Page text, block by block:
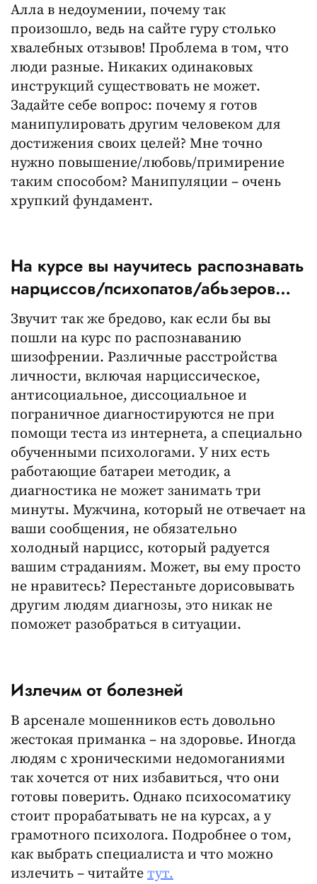
Алла в недоумении, почему так
произошло, ведь на сайте гуру столько
хвалебных отзывов! Проблема в том, что
люди разные. Никаких одинаковых
инструкций существовать не может.
Задайте себе вопрос: почему я готов
манипулировать другим человеком для
достижения своих целей? Мне точно
нужно повышение/любовь/примирение
таким способом? Манипуляции – очень
хрупкий фундамент.
На курсе вы научитесь распознавать
нарциссов/психопатов/абьзеров…
Звучит так же бредово, как если бы вы
пошли на курс по распознаванию
шизофрении. Различные расстройства
личности, включая нарциссическое,
антисоциальное, диссоциальное и
пограничное диагностируются не при
помощи теста из интернета, а специально
обученными психологами. У них есть
работающие батареи методик, а
диагностика не может занимать три
минуты. Мужчина, который не отвечает на
ваши сообщения, не обязательно
холодный нарцисс, который радуется
вашим страданиям. Может, вы ему просто
не нравитесь? Перестаньте дорисовывать
другим людям диагнозы, это никак не
поможет разобраться в ситуации.
Излечим от болезней
В арсенале мошенников есть довольно
жестокая приманка – на здоровье. Иногда
людям с хроническими недомоганиями
так хочется от них избавиться, что они
готовы поверить. Однако психосоматику
стоит прорабатывать не на курсах, а у
грамотного психолога. Подробнее о том,
как выбрать специалиста и что можно
излечить – читайте тут.